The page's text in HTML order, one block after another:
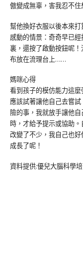
傲變成無辜，害我忍不住
幫他換好衣服以後本來
感動的情景：奇奇早已
裏，還按了啟動按鈕呢
布放在流理台上……
媽咪心得
看到孩子的模仿能力這
應該試著讓他自己去嘗
險的事，我就放手讓他
時，才給予提示或協助
改變了不少，我自己也
成長了呢！
資料提供:優兒大腦科學